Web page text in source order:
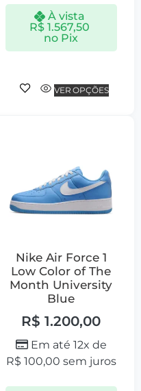
À vista
R$ 1.567,50
no Pix
VER OPÇÕES
Nike Air Force 1
Low Color of The
Month University
Blue
R$ 1.200,00
Em até 12x de
R$ 100,00 sem juros